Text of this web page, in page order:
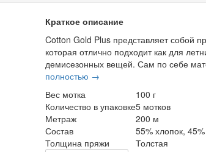
Краткое описание
Cotton Gold Plus представляет собой
которая отлично подходит как для
демисезонных вещей. Сам по себе
полностью →
Вес мотка
100 г
Количество в упаковке5 мотков
Метраж
200 м
Состав
55% хлопок,
Толщина пряжи
Толстая